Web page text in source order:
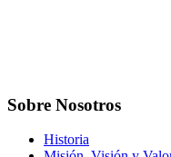
Sobre Nosotros
Historia